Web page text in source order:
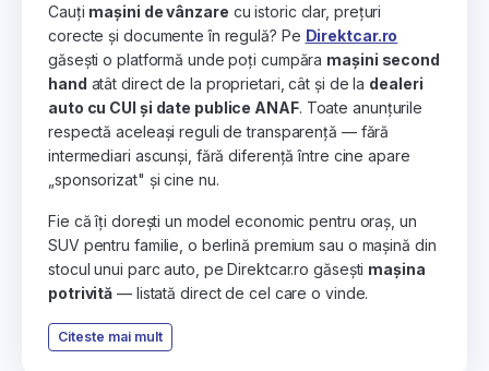
Cauți mașini de vânzare cu istoric clar, prețuri
corecte și documente în regulă? Pe Direktcar.ro
găsești o platformă unde poți cumpăra mașini second
hand atât direct de la proprietari, cât și de la dealeri
auto cu CUI și date publice ANAF. Toate anunțurile
respectă aceleași reguli de transparență — fără
intermediari ascunși, fără diferență între cine apare
„sponsorizat" și cine nu.
Fie că îți dorești un model economic pentru oraș, un
SUV pentru familie, o berlină premium sau o mașină din
stocul unui parc auto, pe Direktcar.ro găsești mașina
potrivită — listată direct de cel care o vinde.
Citeste mai mult